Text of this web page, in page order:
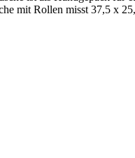
mit Rollen misst 37,5 x